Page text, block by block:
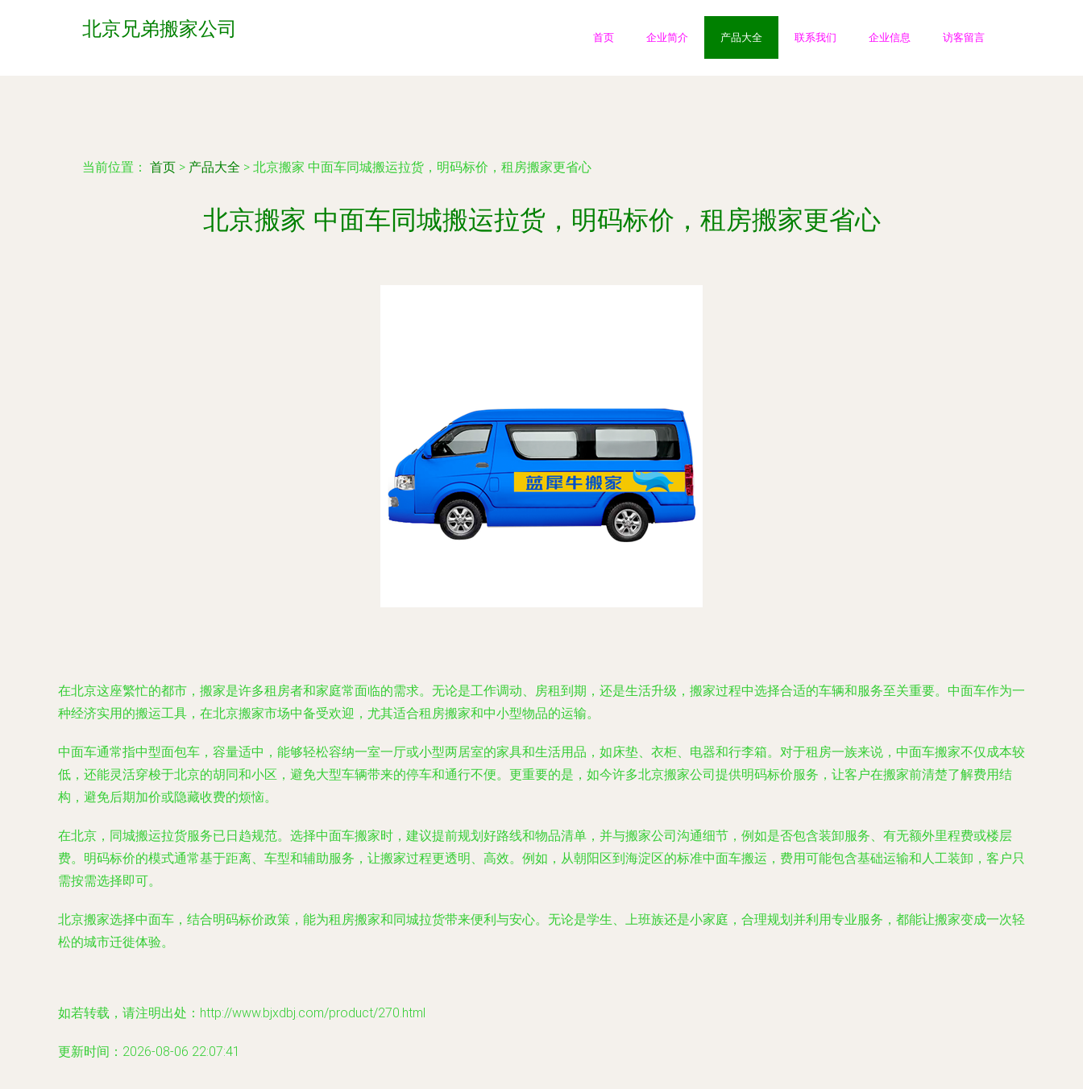
北京兄弟搬家公司 首页 企业简介 产品大全 联系我们 企业信息 访客留言
当前位置： 首页 > 产品大全 > 北京搬家 中面车同城搬运拉货，明码标价，租房搬家更省心
北京搬家 中面车同城搬运拉货，明码标价，租房搬家更省心
在北京这座繁忙的都市，搬家是许多租房者和家庭常面临的需求。无论是工作调动、房租到期，还是生活升级，搬家过程中选择合适的车辆和服务至关重要。中面车作为一
种经济实用的搬运工具，在北京搬家市场中备受欢迎，尤其适合租房搬家和中小型物品的运输。
中面车通常指中型面包车，容量适中，能够轻松容纳一室一厅或小型两居室的家具和生活用品，如床垫、衣柜、电器和行李箱。对于租房一族来说，中面车搬家不仅成本较
低，还能灵活穿梭于北京的胡同和小区，避免大型车辆带来的停车和通行不便。更重要的是，如今许多北京搬家公司提供明码标价服务，让客户在搬家前清楚了解费用结
构，避免后期加价或隐藏收费的烦恼。
在北京，同城搬运拉货服务已日趋规范。选择中面车搬家时，建议提前规划好路线和物品清单，并与搬家公司沟通细节，例如是否包含装卸服务、有无额外里程费或楼层
费。明码标价的模式通常基于距离、车型和辅助服务，让搬家过程更透明、高效。例如，从朝阳区到海淀区的标准中面车搬运，费用可能包含基础运输和人工装卸，客户只
需按需选择即可。
北京搬家选择中面车，结合明码标价政策，能为租房搬家和同城拉货带来便利与安心。无论是学生、上班族还是小家庭，合理规划并利用专业服务，都能让搬家变成一次轻
松的城市迁徙体验。
如若转载，请注明出处：http://www.bjxdbj.com/product/270.html
更新时间：2026-08-06 22:07:41